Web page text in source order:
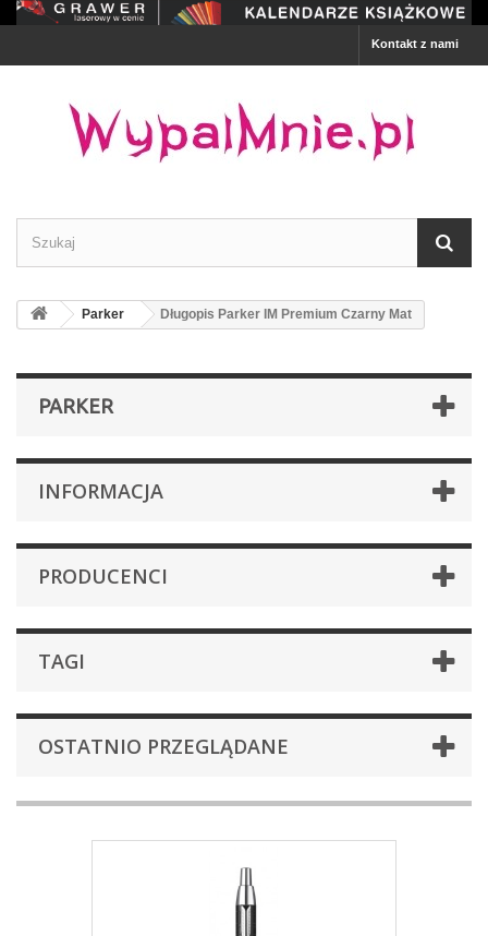
Kontakt z nami
Parker Długopis Parker IM Premium Czarny Mat
PARKER
INFORMACJA
PRODUCENCI
TAGI
OSTATNIO PRZEGLĄDANE